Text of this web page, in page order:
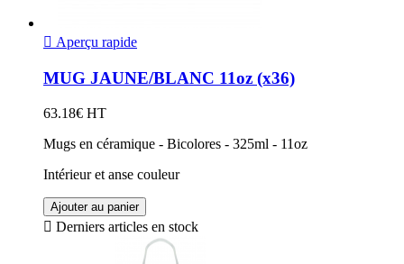
 Aperçu rapide
MUG JAUNE/BLANC 11oz (x36)
63.18€ HT
Mugs en céramique - Bicolores - 325ml - 11oz
Intérieur et anse couleur
Ajouter au panier
 Derniers articles en stock